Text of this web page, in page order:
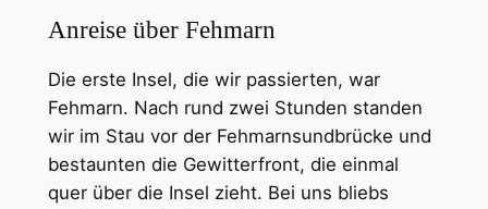
Anreise über Fehmarn
Die erste Insel, die wir passierten, war
Fehmarn. Nach rund zwei Stunden standen
wir im Stau vor der Fehmarnsundbrücke und
bestaunten die Gewitterfront, die einmal
quer über die Insel zieht. Bei uns bliebs